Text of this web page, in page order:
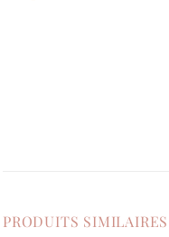
PRODUITS SIMILAIRES